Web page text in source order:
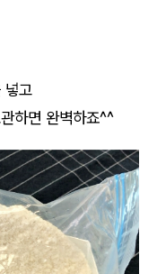
넣고
하면 완벽하죠^^